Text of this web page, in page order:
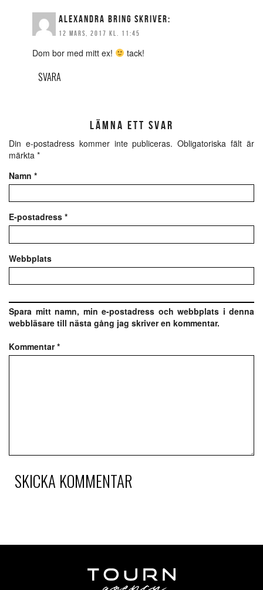
ALEXANDRA BRING SKRIVER:
12 MARS, 2017 KL. 11:45
Dom bor med mitt ex! tack!
SVARA
LÄMNA ETT SVAR
Din e-postadress kommer inte publiceras. Obligatoriska fält är
märkta *
Namn *
E-postadress *
Webbplats
Spara mitt namn, min e-postadress och webbplats i denna
webbläsare till nästa gång jag skriver en kommentar.
Kommentar*
SKICKA KOMMENTAR